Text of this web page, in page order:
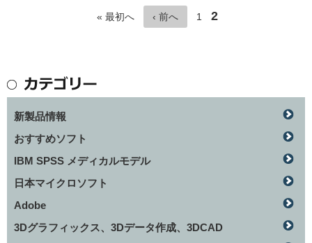
« 最初へ ‹ 前へ 1 2
新製品情報
おすすめソフト
IBM SPSS メディカルモデル
日本マイクロソフト
Adobe
3Dグラフィックス、3Dデータ作成、3DCAD